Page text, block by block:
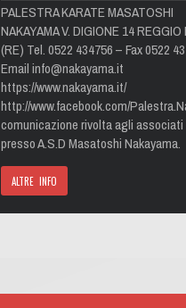
PALESTRA KARATE MASATOSHI
NAKAYAMA V. DIGIONE 14 REGGIO
(RE) Tel. 0522 434756 – Fax 0522
Emailinfo@nakayama.it
https://www.nakayama.it/
http://www.facebook.com/
comunicazione rivolta agli
presso A.S.D Masatoshi Nakayama.
ALTRE INFO